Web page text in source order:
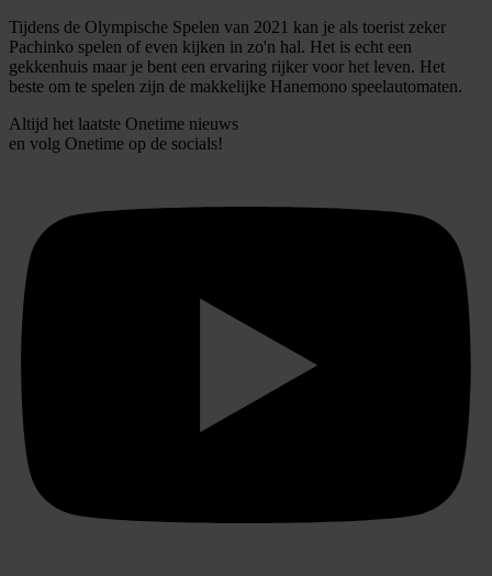
Tijdens de Olympische Spelen van 2021 kan je als toerist zeker
Pachinko spelen of even kijken in zo'n hal. Het is echt een
gekkenhuis maar je bent een ervaring rijker voor het leven. Het
beste om te spelen zijn de makkelijke Hanemono speelautomaten.
Altijd het laatste Onetime nieuws
en volg Onetime op de socials!